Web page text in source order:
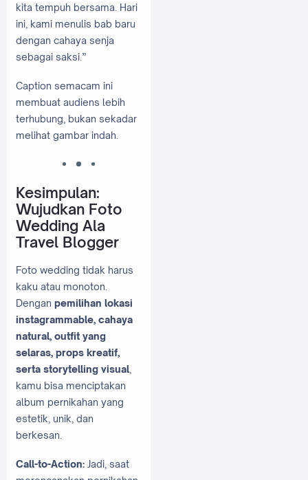
kita tempuh bersama. Hari
ini, kami menulis bab baru
dengan cahaya senja
sebagai saksi.”
Caption semacam ini
membuat audiens lebih
terhubung, bukan sekadar
melihat gambar indah.
Kesimpulan:
Wujudkan Foto
Wedding Ala
Travel Blogger
Foto wedding tidak harus
kaku atau monoton.
Dengan pemilihan lokasi
instagrammable, cahaya
natural, outfit yang
selaras, props kreatif,
serta storytelling visual
kamu bisa menciptakan
album pernikahan yang
estetik, unik, dan
berkesan.
Call-to-Action: Jadi, saat